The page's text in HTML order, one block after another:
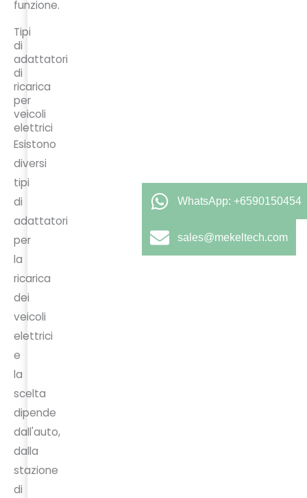
funzione.
Tipi
di
adattatori
di
ricarica
per
veicoli
elettrici
Esistono
diversi
tipi
di
adattatori
per
la
ricarica
dei
veicoli
elettrici
e
la
scelta
dipende
dall'auto,
dalla
stazione
di
WhatsApp: +6590150454
sales@mekeltech.com